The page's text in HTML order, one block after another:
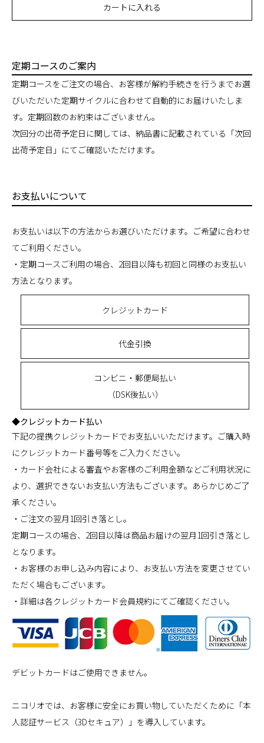
カートに入れる
定期コースのご案内
定期コースをご注文の場合、お客様が解約手続きを行うまでお選
びいただいた定期サイクルに合わせて自動的にお届けいたしま
す。定期回数のお約束はございません。
次回分の出荷予定日に関しては、納品書に記載されている「次回
出荷予定日」にてご確認いただけます。
お支払いについて
お支払いは以下の方法からお選びいただけます。ご希望に合わせ
てご利用ください。
・定期コースご利用の場合、2回目以降も初回と同様のお支払い
方法となります。
クレジットカード
代金引換
コンビニ・郵便局払い
（DSK後払い）
◆クレジットカード払い
下記の提携クレジットカードでお支払いいただけます。ご購入時
にクレジットカード番号等をご入力ください。
・カード会社による審査やお客様のご利用金額などご利用状況に
より、選択できないお支払い方法もございます。あらかじめご了
承ください。
・ご注文の翌月1回引き落とし。
定期コースの場合、2回目以降は商品お届けの翌月1回引き落とし
となります。
・お客様のお申し込み内容により、お支払い方法を変更させてい
ただく場合もございます。
・詳細は各クレジットカード会員規約にてご確認ください。
デビットカードはご使用できません。
ニコリオでは、お客様に安全にお買い物していただくために「本
人認証サービス（3Dセキュア）」を導入しています。